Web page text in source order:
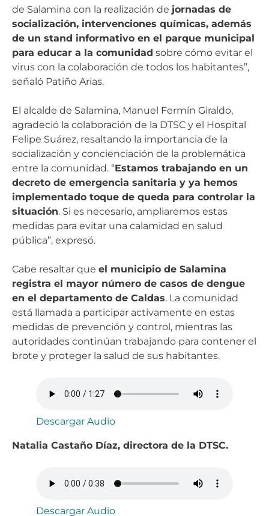
de Salamina con la realización de jornadas de
socialización, intervenciones químicas, además
de un stand informativo en el parque municipal
para educar a la comunidad sobre cómo evitar el
virus con la colaboración de todos los habitantes”,
señaló Patiño Arias.
El alcalde de Salamina, Manuel Fermín Giraldo,
agradeció la colaboración de la DTSC y el Hospital
Felipe Suárez, resaltando la importancia de la
socialización y concienciación de la problemática
entre la comunidad. “Estamos trabajando en un
decreto de emergencia sanitaria y ya hemos
implementado toque de queda para controlar la
situación. Si es necesario, ampliaremos estas
medidas para evitar una calamidad en salud
pública”, expresó.
Cabe resaltar que el municipio de Salamina
registra el mayor número de casos de dengue
en el departamento de Caldas. La comunidad
está llamada a participar activamente en estas
medidas de prevención y control, mientras las
autoridades continúan trabajando para contener el
brote y proteger la salud de sus habitantes.
Descargar Audio
Natalia Castaño Díaz, directora de la DTSC.
Descargar Audio